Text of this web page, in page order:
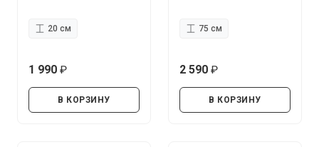
20 см
1 990
В КОРЗИНУ
75 см
2 590
В КОРЗИНУ